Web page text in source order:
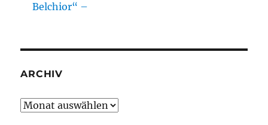
Belchior“ –
ARCHIV
Archiv